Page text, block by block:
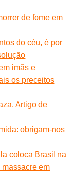
de fome em
do céu, é por
imãs e
os preceitos
Artigo de
obrigam-nos
coloca Brasil na
massacre em